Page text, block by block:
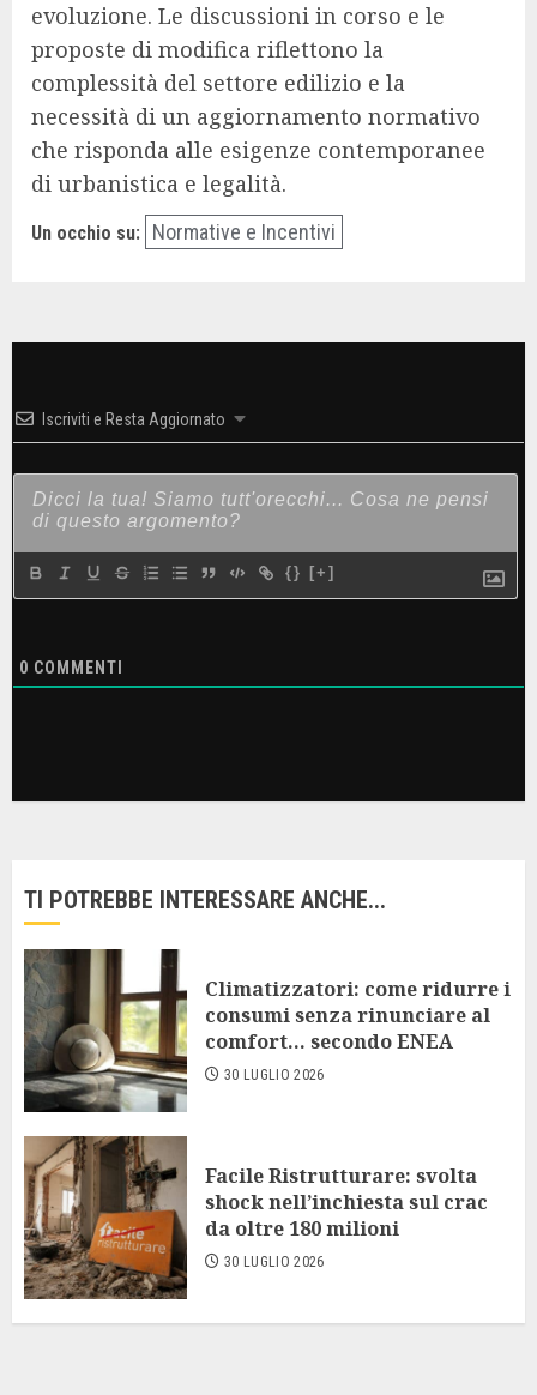
evoluzione. Le discussioni in corso e le
proposte di modifica riflettono la
complessità del settore edilizio e la
necessità di un aggiornamento normativo
che risponda alle esigenze contemporanee
di urbanistica e legalità.
Un occhio su: Normative e Incentivi
Iscriviti e Resta Aggiornato
{} [+]
0 COMMENTI
TI POTREBBE INTERESSARE ANCHE...
Climatizzatori: come ridurre i
consumi senza rinunciare al
comfort… secondo ENEA
30 LUGLIO 2026
Facile Ristrutturare: svolta
shock nell’inchiesta sul crac
da oltre 180 milioni
30 LUGLIO 2026